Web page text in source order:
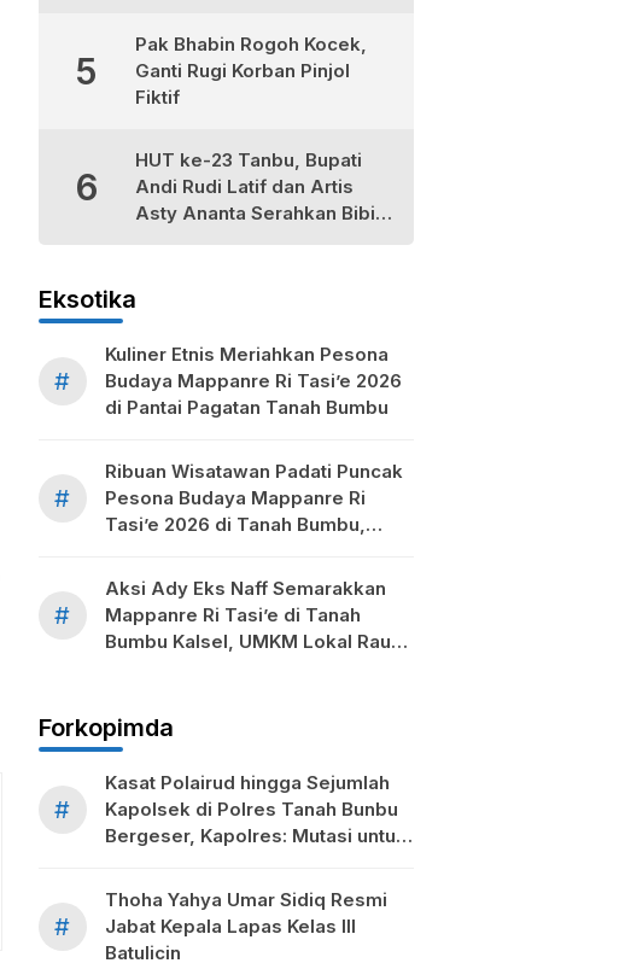
5
Pak Bhabin Rogoh Kocek,
Ganti Rugi Korban Pinjol
Fiktif
6
HUT ke-23 Tanbu, Bupati
Andi Rudi Latif dan Artis
Asty Ananta Serahkan Bibit
Eksotika
#
Kuliner Etnis Meriahkan Pesona
Budaya Mappanre Ri Tasi’e 2026
di Pantai Pagatan Tanah Bumbu
#
Ribuan Wisatawan Padati Puncak
Pesona Budaya Mappanre Ri
Tasi’e 2026 di Tanah Bumbu,
#
Aksi Ady Eks Naff Semarakkan
Mappanre Ri Tasi’e di Tanah
Bumbu Kalsel, UMKM Lokal Raup
Forkopimda
#
Kasat Polairud hingga Sejumlah
Kapolsek di Polres Tanah Bunbu
Bergeser, Kapolres: Mutasi untuk
#
Thoha Yahya Umar Sidiq Resmi
Jabat Kepala Lapas Kelas III
Batulicin